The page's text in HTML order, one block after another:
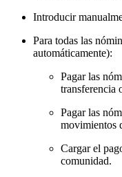
Introducir
Para todas las
automáticamente):
Pagar las
transferencia
Pagar las
movimientos
Cargar el
comunidad.